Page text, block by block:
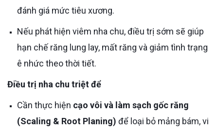
đánh giá mức tiêu xương.
Nếu phát hiện viêm nha chu, điều trị sớm sẽ giúp
hạn chế răng lung lay, mất răng và giảm tình trạng
ê nhức theo thời tiết.
Điều trị nha chu triệt để
Cần thực hiện cạo vôi và làm sạch gốc răng
(Scaling & Root Planing) để loại bỏ mảng bám, vi